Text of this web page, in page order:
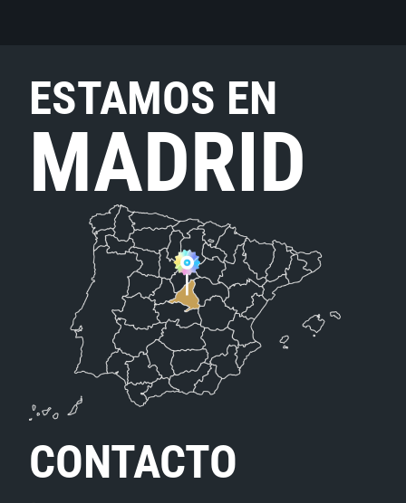
ESTAMOS EN
MADRID
CONTACTO